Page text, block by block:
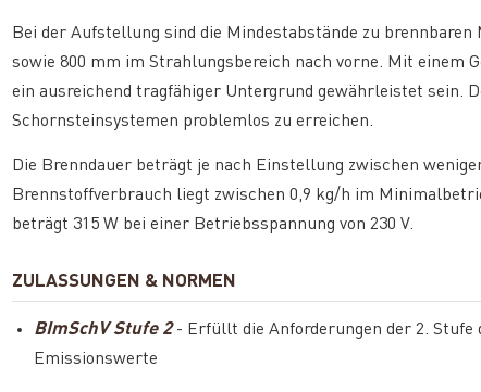
Bei der Aufstellung sind die Mindestabstände zu
sowie 800 mm im Strahlungsbereich nach vorne. Mit einem
ein ausreichend tragfähiger Untergrund gewährleistet sein.
Schornsteinsystemen problemlos zu erreichen.
Die Brenndauer beträgt je nach Einstellung zwischen
Brennstoffverbrauch liegt zwischen 0,9 kg/h im
beträgt 315 W bei einer Betriebsspannung von 230 V.
ZULASSUNGEN & NORMEN
BImSchV Stufe 2- Erfüllt die Anforderungen der 2. Stufe
Emissionswerte